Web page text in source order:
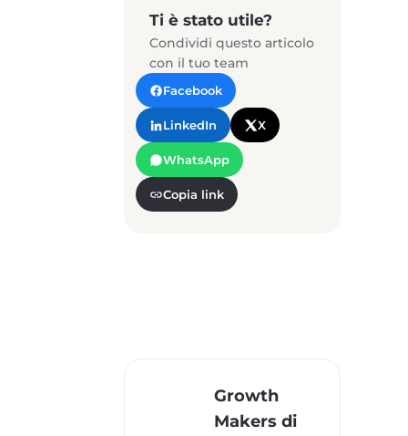
Ti è stato utile?
Condividi questo articolo
con il tuo team
Facebook
LinkedIn X
WhatsApp
Copia link
Growth
Makers di